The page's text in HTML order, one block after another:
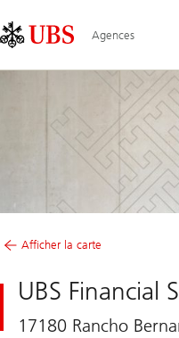
Links
Area
Agences
Afficher la carte
UBS Financial
17180 Rancho